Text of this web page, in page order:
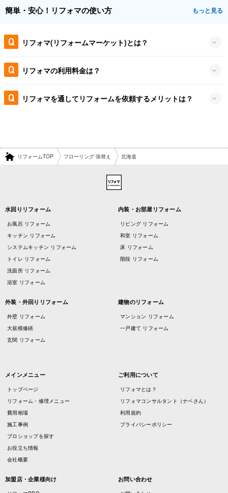
簡単・安心！リフォマの使い方 もっと見る
リフォマ(リフォームマーケット)とは？
リフォマの利用料金は？
リフォマを通してリフォームを依頼するメリットは？
リフォームTOP フローリング 張替え 北海道
水回りリフォーム
お風呂 リフォーム
キッチン リフォーム
システムキッチン リフォーム
トイレ リフォーム
洗面所 リフォーム
浴室 リフォーム
内装・お部屋リフォーム
リビング リフォーム
和室 リフォーム
床 リフォーム
階段 リフォーム
外装・外回りリフォーム
外壁 リフォーム
大規模修繕
玄関 リフォーム
建物のリフォーム
マンション リフォーム
一戸建て リフォーム
メインメニュー
トップページ
リフォーム・修理メニュー
費用相場
施工事例
プロショップを探す
お役立ち情報
会社概要
ご利用について
リフォマとは？
リフォマコンサルタント（ナベさん）
利用規約
プライバシーポリシー
加盟店・企業様向け お問い合わせ